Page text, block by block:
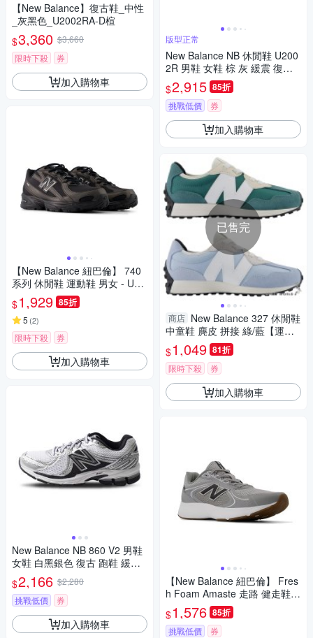
【New Balance】復古鞋_中性
_灰黑色_U2002RA-D楦
$3,360 $3,660
限時下殺
券
加入購物車
【New Balance 紐巴倫】 740
系列 休閒鞋 運動鞋 男女 - U74
0BS2
$1,929 85折
5 (2)
限時下殺 券
加入購物車
New Balance NB 860 V2 男鞋
女鞋 白黑銀色 復古 跑鞋 緩震
慢跑鞋 ML860XD
$2,166 $2,280
挑戰低價
券
加入購物車
版型正常
New Balance NB 休閒鞋 U200
2R 男鞋 女鞋 棕 灰 緩震 復古
紐巴倫 U20026PU-D
$2,915 85折
挑戰低價 券
加入購物車
已售完
商店 New Balance 327 休閒鞋
中童鞋 麂皮 拼接 綠/藍【運動
世界】PH327BD-W/PH327BS-
W
$1,049 81折
限時下殺 券
加入購物車
【New Balance 紐巴倫】 Fres
h Foam Amaste 走路 健走鞋
運動鞋 男 - MAMASSK1
$1,576 85折
挑戰低價 券